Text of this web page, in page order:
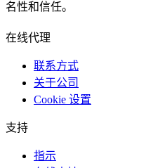
名性和信任。
在线代理
联系方式
关于公司
Cookie 设置
支持
指示